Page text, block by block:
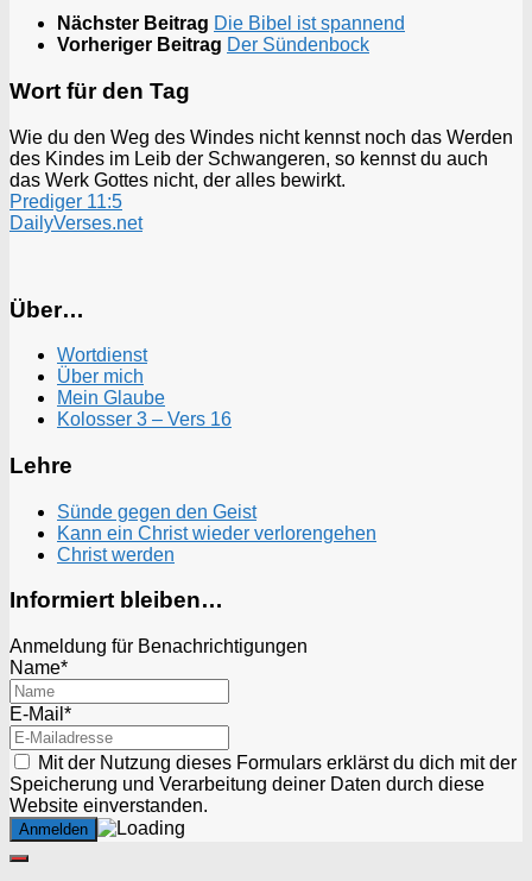
Nächster Beitrag Die Bibel ist spannend
Vorheriger Beitrag Der Sündenbock
Wort für den Tag
Wie du den Weg des Windes nicht kennst noch das Werden
des Kindes im Leib der Schwangeren, so kennst du auch
das Werk Gottes nicht, der alles bewirkt.
Prediger 11:5
DailyVerses.net
Über…
Wortdienst
Über mich
Mein Glaube
Kolosser 3 – Vers 16
Lehre
Sünde gegen den Geist
Kann ein Christ wieder verlorengehen
Christ werden
Informiert bleiben…
Anmeldung für Benachrichtigungen
Name*
E-Mail*
Mit der Nutzung dieses Formulars erklärst du dich mit der
Speicherung und Verarbeitung deiner Daten durch diese
Website einverstanden.